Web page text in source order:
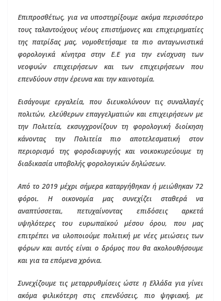
Επιπροσθέτως, για να υποστηρίξουμε ακόμα περισσότερο
τους ταλαντούχους νέους επιστήμονες και επιχειρηματίες
της πατρίδας μας, νομοθετήσαμε τα πιο ανταγωνιστικά
φορολογικά κίνητρα στην Ε.Ε για την ενίσχυση των
νεοφυών επιχειρήσεων και των επιχειρήσεων που
επενδύουν στην έρευνα και την καινοτομία.
Εισάγουμε εργαλεία, που διευκολύνουν τις συναλλαγές
πολιτών, ελεύθερων επαγγελματιών και επιχειρήσεων με
την Πολιτεία, εκσυγχρονίζουν τη φορολογική διοίκηση
κάνοντας την Πολιτεία πιο αποτελεσματική στον
περιορισμό της φοροδιαφυγής και νοικοκυρεύουμε τη
διαδικασία υποβολής φορολογικών δηλώσεων.
Από το 2019 μέχρι σήμερα καταργήθηκαν ή μειώθηκαν 72
φόροι. Η οικονομία μας συνεχίζει σταθερά να
αναπτύσσεται, πετυχαίνοντας επιδόσεις αρκετά
υψηλότερες του ευρωπαϊκού μέσου όρου, που μας
επιτρέπει να υλοποιούμε πολιτική με νέες μειώσεις των
φόρων και αυτός είναι ο δρόμος που θα ακολουθήσουμε
και για τα επόμενα χρόνια.
Συνεχίζουμε τις μεταρρυθμίσεις ώστε η Ελλάδα για γίνει
ακόμα φιλικότερη στις επενδύσεις, πιο ψηφιακή, με